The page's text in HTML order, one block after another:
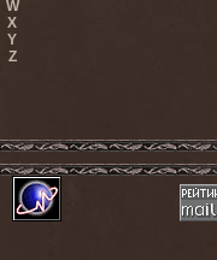
W
X
Y
Z